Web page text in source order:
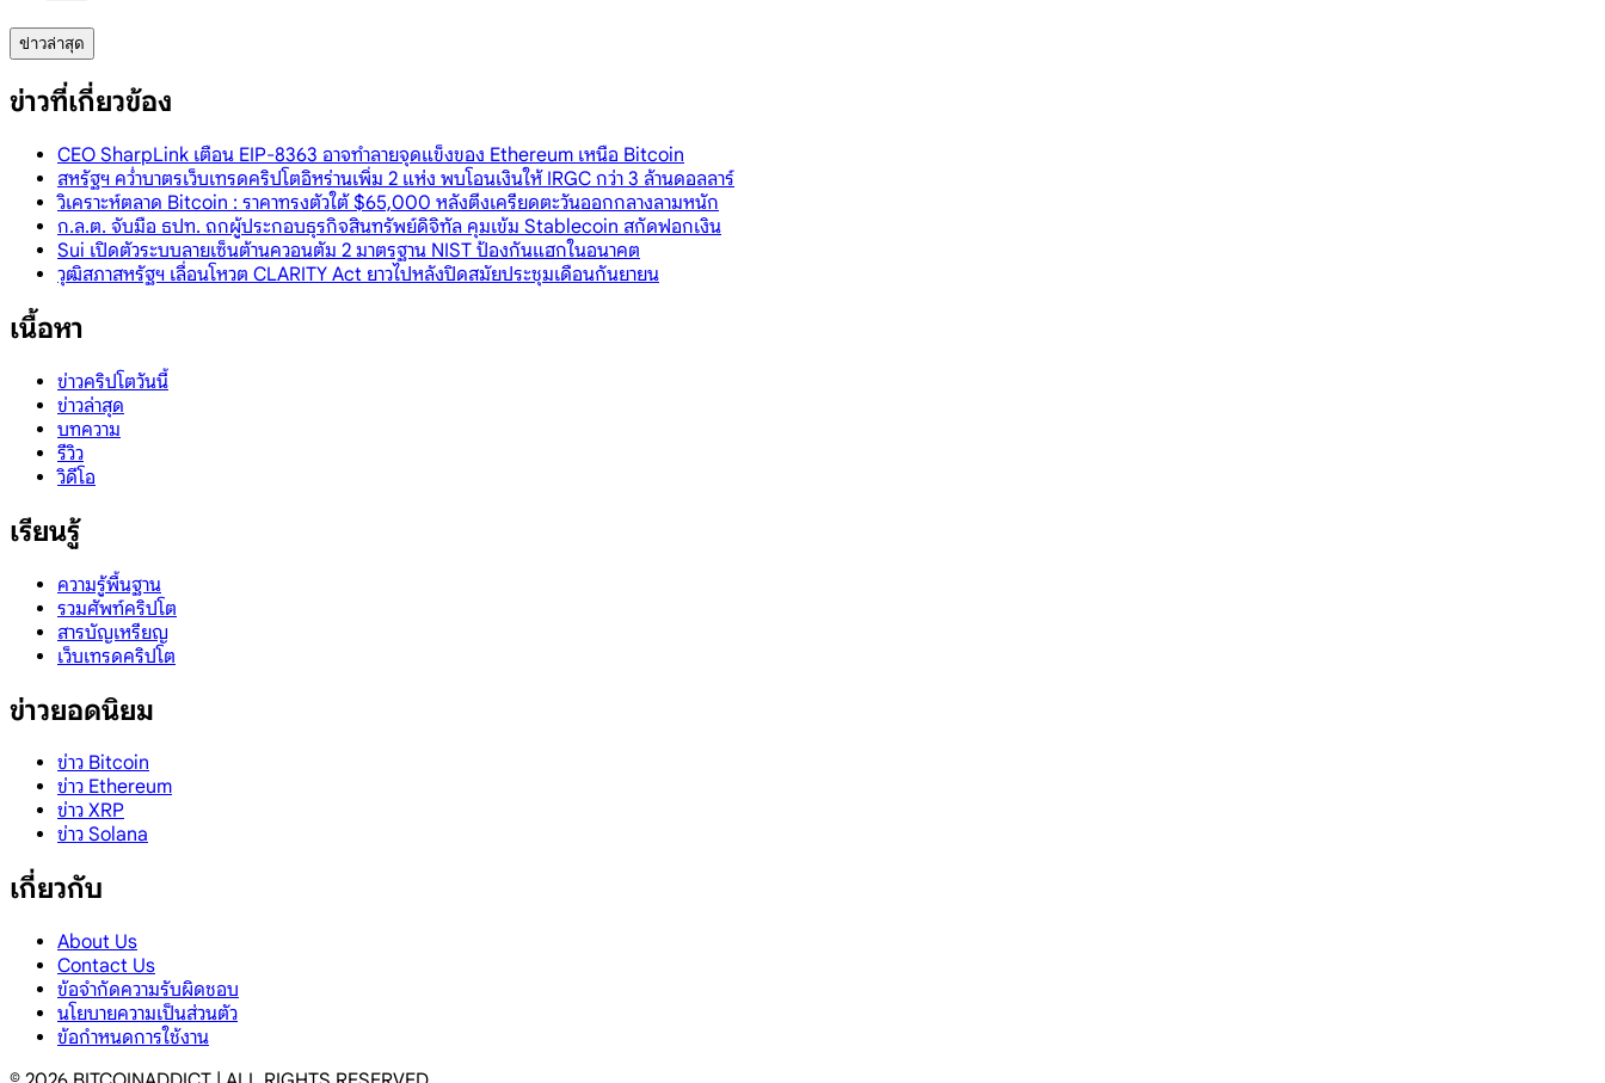
ข่าวล่าสุด
ข่าวที่เกี่ยวข้อง
CEO SharpLink เตือน EIP-8363 อาจทำลายจุดแข็งของ Ethereum เหนือ Bitcoin
สหรัฐฯ คว่ำบาตรเว็บเทรดคริปโตอิหร่านเพิ่ม 2 แห่ง พบโอนเงินให้ IRGC กว่า 3 ล้านดอลลาร์
วิเคราะห์ตลาด Bitcoin : ราคาทรงตัวใต้ $65,000 หลังตึงเครียดตะวันออกกลางลามหนัก
ก.ล.ต. จับมือ ธปท. ถกผู้ประกอบธุรกิจสินทรัพย์ดิจิทัล คุมเข้ม Stablecoin สกัดฟอกเงิน
Sui เปิดตัวระบบลายเซ็นต้านควอนตัม 2 มาตรฐาน NIST ป้องกันแฮกในอนาคต
วุฒิสภาสหรัฐฯ เลื่อนโหวต CLARITY Act ยาวไปหลังปิดสมัยประชุมเดือนกันยายน
เนื้อหา
ข่าวคริปโตวันนี้
ข่าวล่าสุด
บทความ
รีวิว
วิดีโอ
เรียนรู้
ความรู้พื้นฐาน
รวมศัพท์คริปโต
สารบัญเหรียญ
เว็บเทรดคริปโต
ข่าวยอดนิยม
ข่าว Bitcoin
ข่าว Ethereum
ข่าว XRP
ข่าว Solana
เกี่ยวกับ
About Us
Contact Us
ข้อจำกัดความรับผิดชอบ
นโยบายความเป็นส่วนตัว
ข้อกำหนดการใช้งาน